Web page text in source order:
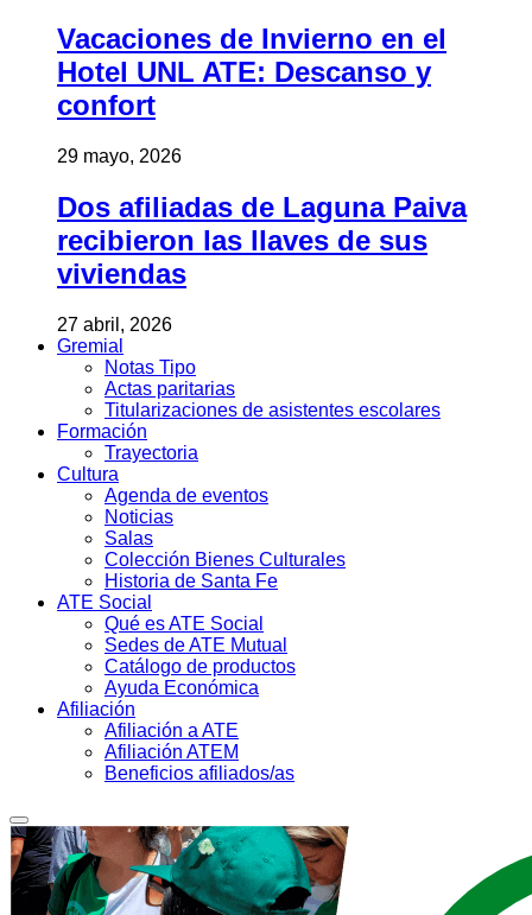
Vacaciones de Invierno en el
Hotel UNL ATE: Descanso y
confort
29 mayo, 2026
Dos afiliadas de Laguna Paiva
recibieron las llaves de sus
viviendas
27 abril, 2026
Gremial
Notas Tipo
Actas paritarias
Titularizaciones de asistentes escolares
Formación
Trayectoria
Cultura
Agenda de eventos
Noticias
Salas
Colección Bienes Culturales
Historia de Santa Fe
ATE Social
Qué es ATE Social
Sedes de ATE Mutual
Catálogo de productos
Ayuda Económica
Afiliación
Afiliación a ATE
Afiliación ATEM
Beneficios afiliados/as